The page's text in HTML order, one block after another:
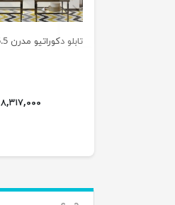
تابلو دکوراتیو مدرن 2915.5
۸,۳۱۷,۰۰۰ تومان
previus